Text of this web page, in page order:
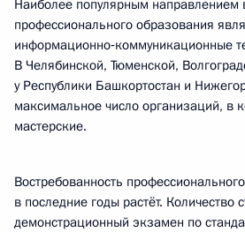
Наиболее популярным направлением
профессионального образования
информационно‑коммуникационные
В Челябинской, Тюменской,
у Республики Башкортостан и
максимальное число организаций, в
мастерские.
Востребованность
в последние годы растёт. Количество
демонстрационный экзамен по